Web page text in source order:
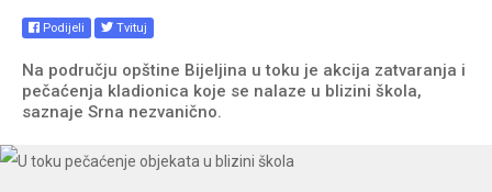
Podijeli Tvituj
Na području opštine Bijeljina u toku je akcija zatvaranja i
pečaćenja kladionica koje se nalaze u blizini škola,
saznaje Srna nezvanično.